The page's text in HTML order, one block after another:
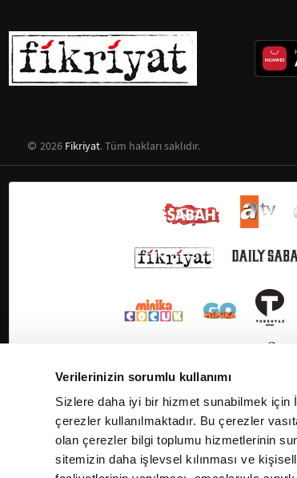
Verilerinizin sorumlu kullanımı
Sizlere daha iyi bir hizmet sunabilmek
çerezler kullanılmaktadır. Bu çerezler
olan çerezler bilgi toplumu hizmetlerinin
sitemizin daha işlevsel kılınması ve
2026 Fikriyat. Tüm hakları saklıdır.